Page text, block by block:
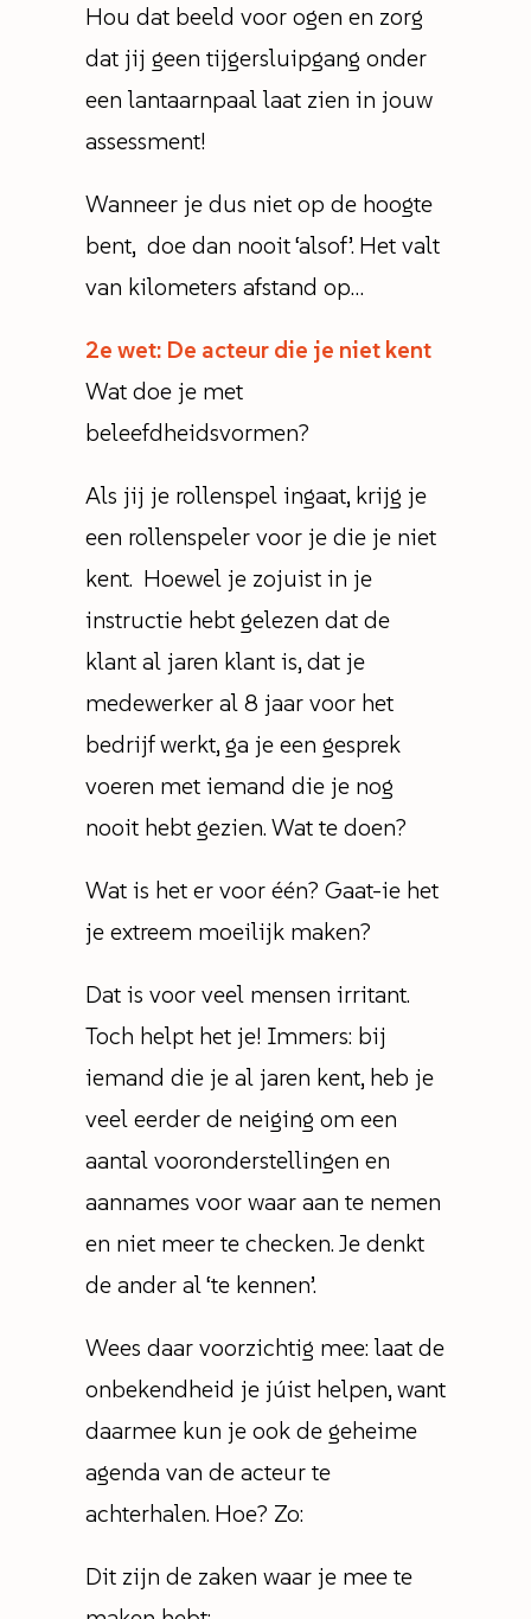
Hou dat beeld voor ogen en zorg
dat jij geen tijgersluipgang onder
een lantaarnpaal laat zien in jouw
assessment!
Wanneer je dus niet op de hoogte
bent, doe dan nooit ‘alsof’. Het valt
van kilometers afstand op…
2e wet: De acteur die je niet kent
Wat doe je met
beleefdheidsvormen?
Als jij je rollenspel ingaat, krijg je
een rollenspeler voor je die je niet
kent. Hoewel je zojuist in je
instructie hebt gelezen dat de
klant al jaren klant is, dat je
medewerker al 8 jaar voor het
bedrijf werkt, ga je een gesprek
voeren met iemand die je nog
nooit hebt gezien. Wat te doen?
Wat is het er voor één? Gaat-ie het
je extreem moeilijk maken?
Dat is voor veel mensen irritant.
Toch helpt het je! Immers: bij
iemand die je al jaren kent, heb je
veel eerder de neiging om een
aantal vooronderstellingen en
aannames voor waar aan te nemen
en niet meer te checken. Je denkt
de ander al ‘te kennen’.
Wees daar voorzichtig mee: laat de
onbekendheid je júist helpen, want
daarmee kun je ook de geheime
agenda van de acteur te
achterhalen. Hoe? Zo:
Dit zijn de zaken waar je mee te